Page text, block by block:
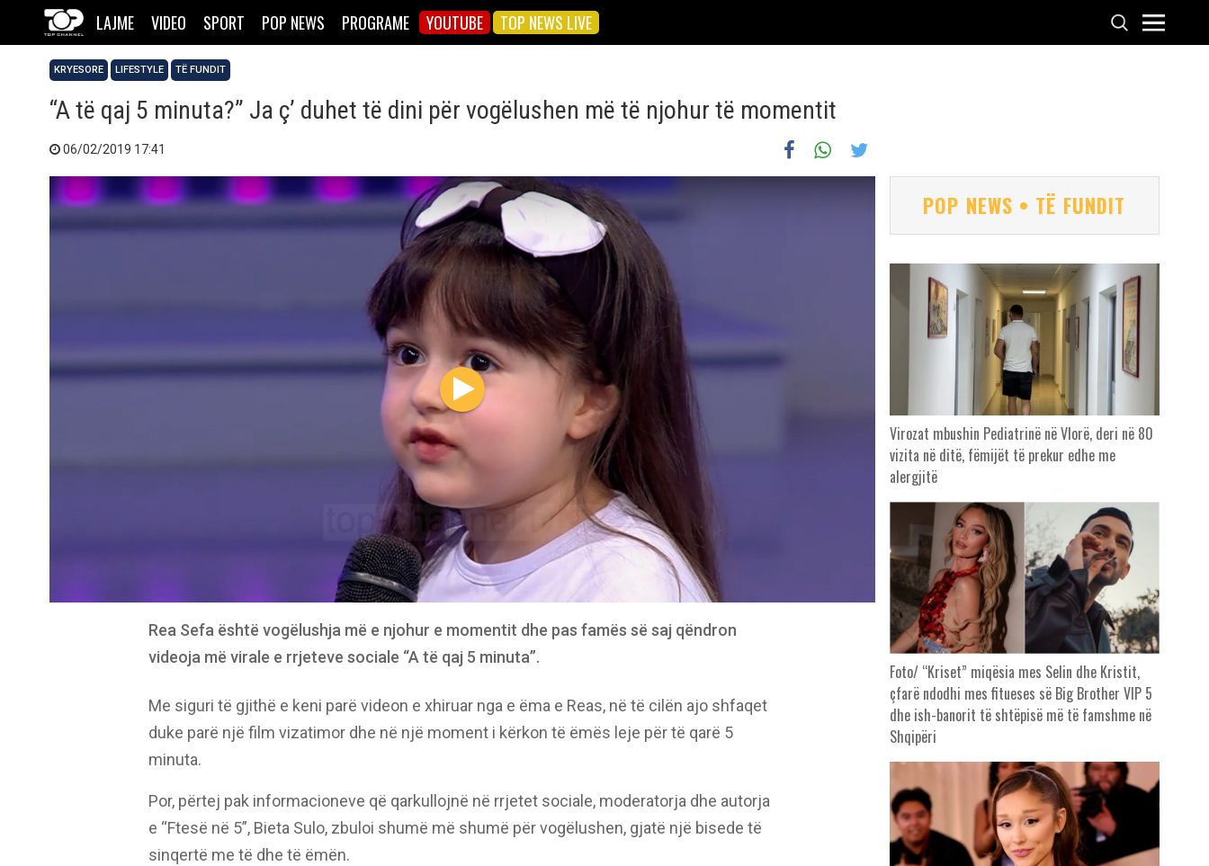
LAJME VIDEO SPORT POP NEWS PROGRAME YOUTUBE TOP NEWS LIVE
KRYESORE LIFESTYLE TË FUNDIT
“A të qaj 5 minuta?” Ja ç’ duhet të dini për vogëlushen më të njohur të momentit
06/02/2019 17:41
Rea Sefa është vogëlushja më e njohur e momentit dhe pas famës së saj qëndron
videoja më virale e rrjeteve sociale “A të qaj 5 minuta”.
Me siguri të gjithë e keni parë videon e xhiruar nga e ëma e Reas, në të cilën ajo shfaqet
duke parë një film vizatimor dhe në një moment i kërkon të ëmës leje për të qarë 5
minuta.
Por, përtej pak informacioneve që qarkullojnë në rrjetet sociale, moderatorja dhe autorja
e “Ftesë në 5”, Bieta Sulo, zbuloi shumë më shumë për vogëlushen, gjatë një bisede të
sinqertë me të dhe të ëmën.
POP NEWS • TË FUNDIT
Virozat mbushin Pediatrinë në Vlorë, deri në 80
vizita në ditë, fëmijët të prekur edhe me
alergjitë
Foto/ “Kriset” miqësia mes Selin dhe Kristit,
çfarë ndodhi mes fitueses së Big Brother VIP 5
dhe ish-banorit të shtëpisë më të famshme në
Shqipëri